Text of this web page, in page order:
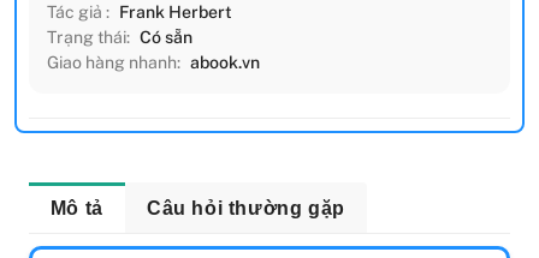
Tác giả : Frank Herbert
Trạng thái: Có sẵn
Giao hàng nhanh: abook.vn
Mô tả Câu hỏi thường gặp